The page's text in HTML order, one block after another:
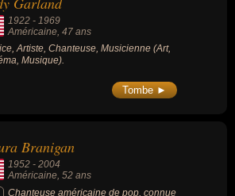
1922 - 1969
Américaine, 47 ans
Artiste, Chanteuse, Musicienne (Art,
Musique).
Tombe ►
Branigan
1952 - 2004
Américaine , 52 ans
Chanteuse américaine de pop, connue